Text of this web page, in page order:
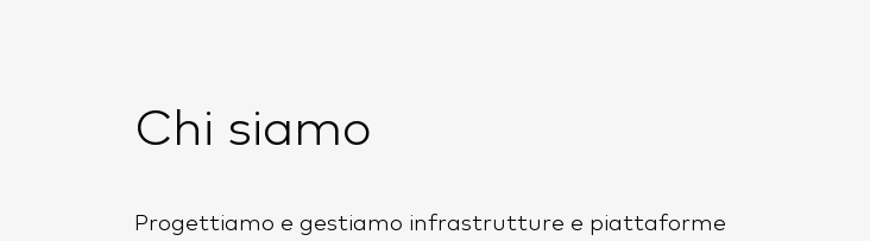
Chi siamo
Progettiamo e gestiamo infrastrutture e piattaforme